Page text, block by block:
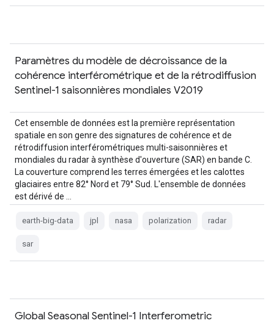
Paramètres du modèle de décroissance de la
cohérence interférométrique et de la rétrodiffusion
Sentinel-1 saisonnières mondiales V2019
Cet ensemble de données est la première représentation
spatiale en son genre des signatures de cohérence et de
rétrodiffusion interférométriques multi-saisonnières et
mondiales du radar à synthèse d'ouverture (SAR) en bande C.
La couverture comprend les terres émergées et les calottes
glaciaires entre 82° Nord et 79° Sud. L'ensemble de données
est dérivé de …
earth-big-data jpl nasa polarization radar
sar
Global Seasonal Sentinel-1 Interferometric